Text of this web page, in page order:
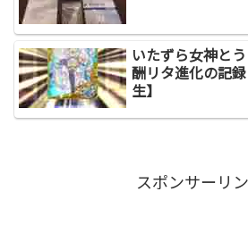
いたずら女神と
酬リタ進化の記
生】
スポンサーリ